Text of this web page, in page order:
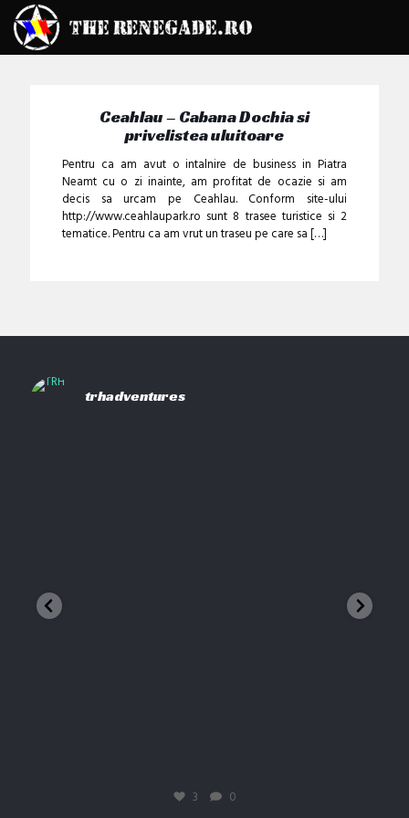
Ceahlau – Cabana Dochia si
privelistea uluitoare
Pentru ca am avut o intalnire de business in Piatra
Neamt cu o zi inainte, am profitat de ocazie si am
decis sa urcam pe Ceahlau. Conform site-ului
http://www.ceahlaupark.ro sunt 8 trasee turistice si 2
tematice. Pentru ca am vrut un traseu pe care sa[…]
trhadventures
3 0